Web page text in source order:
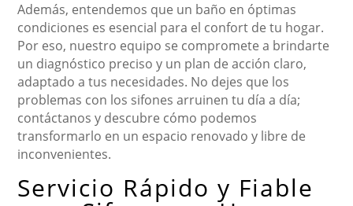
Además, entendemos que un baño en óptimas
condiciones es esencial para el confort de tu hogar.
Por eso, nuestro equipo se compromete a brindarte
un diagnóstico preciso y un plan de acción claro,
adaptado a tus necesidades. No dejes que los
problemas con los sifones arruinen tu día a día;
contáctanos y descubre cómo podemos
transformarlo en un espacio renovado y libre de
inconvenientes.
Servicio Rápido y Fiable